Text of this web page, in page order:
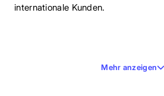
internationale Kunden.
Mehr anzeigen